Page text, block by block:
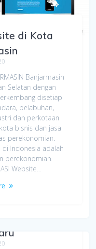
di Kota
Banjarmasin
Selatan dengan
disetiap
pelabuhan,
dan perkotaan
bisnis dan jasa
perekonomian.
Indonesia adalah
perekonomian.
Website…